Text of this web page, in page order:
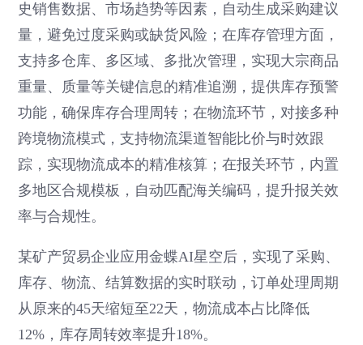
史销售数据、市场趋势等因素，自动生成采购建议
量，避免过度采购或缺货风险；在库存管理方面，
支持多仓库、多区域、多批次管理，实现大宗商品
重量、质量等关键信息的精准追溯，提供库存预警
功能，确保库存合理周转；在物流环节，对接多种
跨境物流模式，支持物流渠道智能比价与时效跟
踪，实现物流成本的精准核算；在报关环节，内置
多地区合规模板，自动匹配海关编码，提升报关效
率与合规性。
某矿产贸易企业应用金蝶AI星空后，实现了采购、
库存、物流、结算数据的实时联动，订单处理周期
从原来的45天缩短至22天，物流成本占比降低
12%，库存周转效率提升18%。